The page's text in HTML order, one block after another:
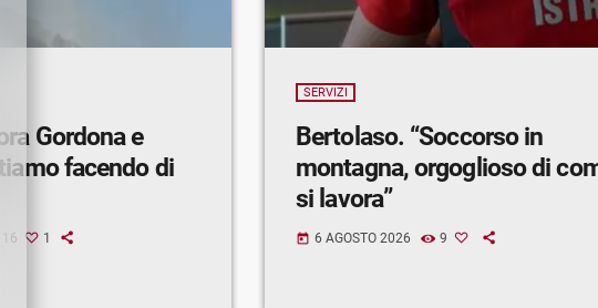
Gordona e
facendo di
16 1
SERVIZI
Bertolaso. “Soccorso in
montagna, orgoglioso di
si lavora”
today 6 AGOSTO 2026 9